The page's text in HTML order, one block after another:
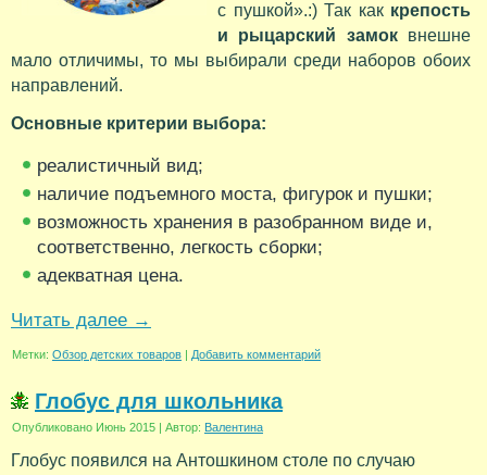
с пушкой».:) Так как крепость
и рыцарский замоквнешне
мало отличимы, то мы выбирали среди наборов обоих
направлений.
Основные критерии выбора:
реалистичный вид;
наличие подъемного моста, фигурок и пушки;
возможность хранения в разобранном виде и,
соответственно, легкость сборки;
адекватная цена.
Читать далее →
Метки: Обзор детских товаров | Добавить комментарий
Глобус для школьника
Опубликовано Июнь 2015 | Автор: Валентина
Глобус появился на Антошкином столе по случаю